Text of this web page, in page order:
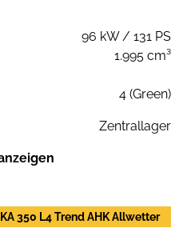
96 kW / 131 PS
1.995 cm³
4 (Green)
Zentrallager
350 L4 Trend AHK Allwetter